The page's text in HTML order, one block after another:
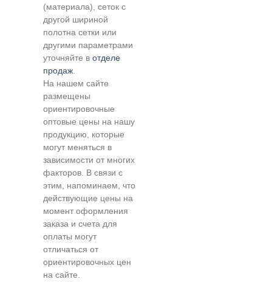
(материала), сеток с
другой шириной
полотна сетки или
другими параметрами
уточняйте вотделе
продаж.
На нашем сайте
размещены
ориентировочные
оптовые цены на нашу
продукцию, которые
могут меняться в
зависимости от многих
факторов. В связи с
этим, напоминаем, что
действующие цены на
момент оформления
заказа и счета для
оплаты могут
отличаться от
ориентировочных цен
на сайте.